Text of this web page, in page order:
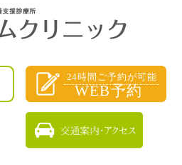
24時間ご予約が可能
WEB予約